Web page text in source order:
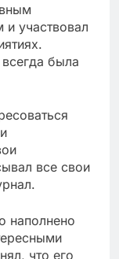
участвовал
была
все свои
наполнено
что его